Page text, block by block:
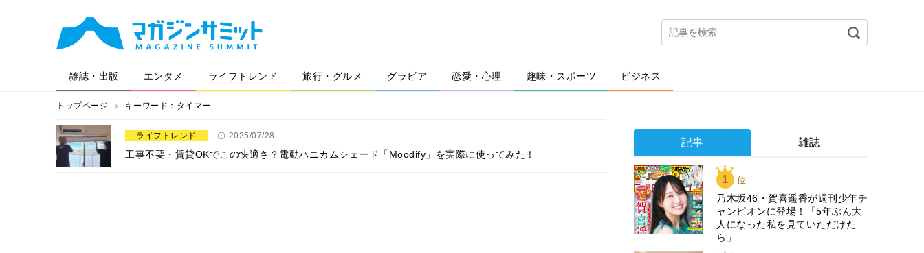
雑誌・出版 エンタメ ライフトレンド 旅行・グルメ グラビア 恋愛・心理 趣味・スポーツ ビジネス
トップページ キーワード：タイマー
ライフトレンド 2025/07/28
工事不要・賃貸OKでこの快適さ？電動ハニカムシェード「Moodify」を実際に使ってみた！
記事 雑誌
1 位
乃木坂46・賀喜遥香が週刊少年チ
ャンピオンに登場！「5年ぶん大
人になった私を見ていただけた
ら」